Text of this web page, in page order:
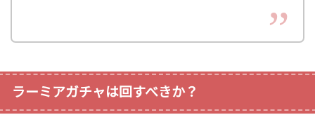
ラーミアガチャは回すべきか？